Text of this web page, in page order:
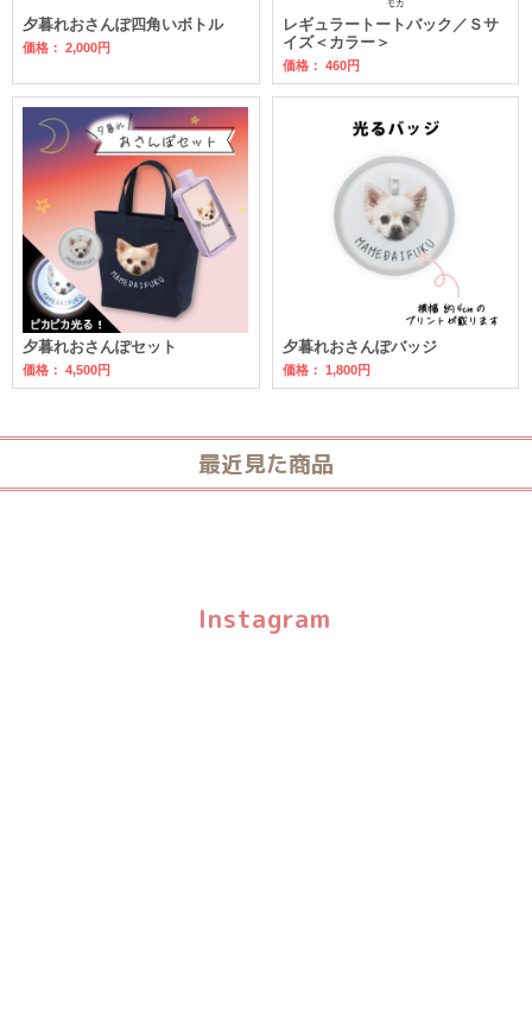
夕暮れおさんぽ四角いボトル
価格： 2,000円
レギュラートートバック／Ｓサ
イズ＜カラー＞
価格： 460円
夕暮れおさんぽセット
価格： 4,500円
夕暮れおさんぽバッジ
価格： 1,800円
最近見た商品
Instagram